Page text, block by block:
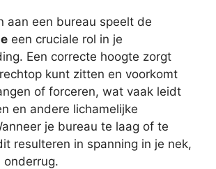
aan een bureau speelt de
een cruciale rol in je
Een correcte hoogte zorgt
kunt zitten en voorkomt
of forceren, wat vaak leidt
en andere lichamelijke
je bureau te laag of te
resulteren in spanning in je nek,
onderrug.